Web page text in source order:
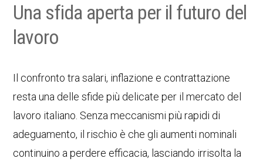
Una sfida aperta per il futuro del
lavoro
Il confronto tra salari, inflazione e contrattazione
resta una delle sfide più delicate per il mercato del
lavoro italiano. Senza meccanismi più rapidi di
adeguamento, il rischio è che gli aumenti nominali
continuino a perdere efficacia, lasciando irrisolta la